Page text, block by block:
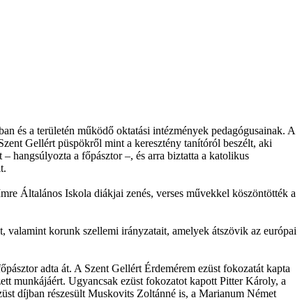
és a területén működő oktatási intézmények pedagógusainak. A
Gellért püspökről mint a keresztény tanítóról beszélt, aki
hangsúlyozta a főpásztor –, és arra biztatta a katolikus
Általános Iskola diákjai zenés, verses művekkel köszöntötték a
valamint korunk szellemi irányzatait, amelyek átszövik az európai
adta át. A Szent Gellért Érdemérem ezüst fokozatát kapta
munkájáért. Ugyancsak ezüst fokozatot kapott Pitter Károly, a
díjban részesült Muskovits Zoltánné is, a Marianum Német